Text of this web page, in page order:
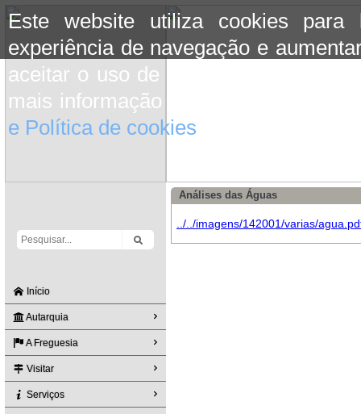
Este website utiliza cookies para
experiência de navegação e
aceitar o uso de cookies basta
mais informação consulte a
e Política de cookies
Início
Autarquia
A Freguesia
Visitar
Serviços
Análises das Águas
../../imagens/142001/varias/